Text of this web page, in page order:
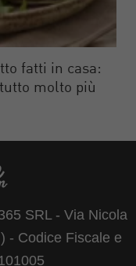
fatti in casa:
molto più
SRL - Via Nicola
- Codice Fiscale e